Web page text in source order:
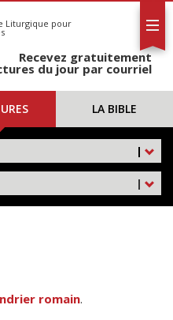
Liturgique pour
Recevez gratuitement
du jour par courriel
LA BIBLE
|
|
romain.